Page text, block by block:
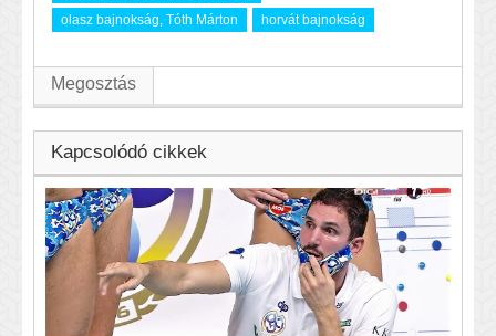
olasz bajnokság, Tóth Márton
horvát bajnokság
Megosztás
Kapcsolódó cikkek